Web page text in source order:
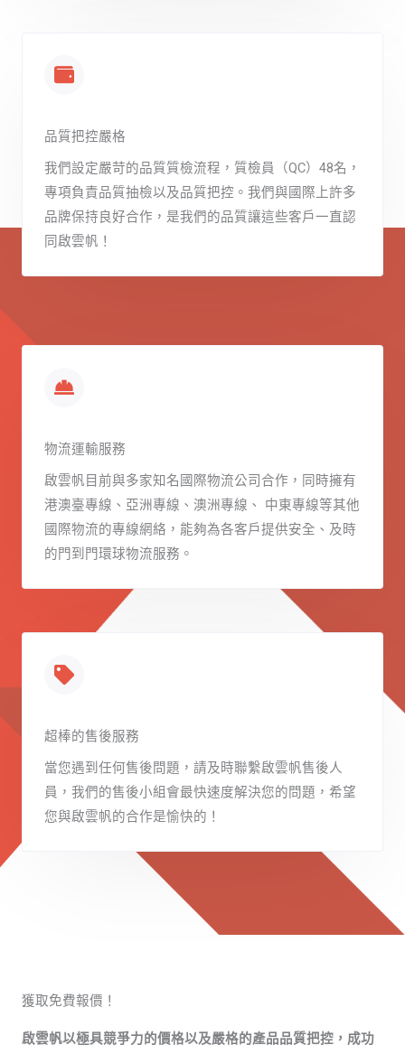
品質把控嚴格
我們設定嚴苛的品質質檢流程，質檢員（QC）48名，
專項負責品質抽檢以及品質把控。我們與國際上許多
品牌保持良好合作，是我們的品質讓這些客戶一直認
同啟雲帆！
物流運輸服務
啟雲帆目前與多家知名國際物流公司合作，同時擁有
港澳臺專線、亞洲專線、澳洲專線、 中東專線等其他
國際物流的專線網絡，能夠為各客戶提供安全、及時
的門到門環球物流服務。
超棒的售後服務
當您遇到任何售後問題，請及時聯繫啟雲帆售後人
員，我們的售後小組會最快速度解決您的問題，希望
您與啟雲帆的合作是愉快的！
獲取免費報價！
啟雲帆以極具競爭力的價格以及嚴格的產品品質把控，成功